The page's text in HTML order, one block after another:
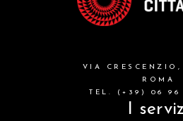
VIA
ROMA
TEL. (+39) 06 96
I